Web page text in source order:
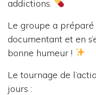
addictions.
Le groupe a
documentant et en
bonne humeur !
Le tournage de
jours :